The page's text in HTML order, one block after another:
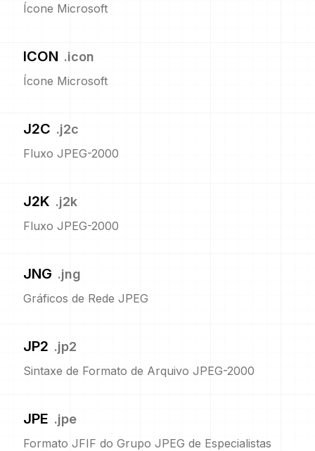
Ícone Microsoft
ICON .icon
Ícone Microsoft
J2C .j2c
Fluxo JPEG-2000
J2K .j2k
Fluxo JPEG-2000
JNG .jng
Gráficos de Rede JPEG
JP2 .jp2
Sintaxe de Formato de Arquivo JPEG-2000
JPE .jpe
Formato JFIF do Grupo JPEG de Especialistas